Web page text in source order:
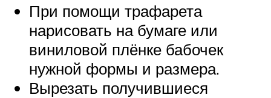
При помощи трафарета
нарисовать на бумаге или
виниловой плёнке бабочек
нужной формы и размера.
Вырезать получившиеся